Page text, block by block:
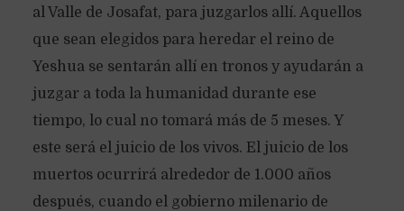
al Valle de Josafat, para juzgarlos allí. Aquellos
que sean elegidos para heredar el reino de
Yeshua se sentarán allí en tronos y ayudarán a
juzgar a toda la humanidad durante ese
tiempo, lo cual no tomará más de 5 meses. Y
este será el juicio de los vivos. El juicio de los
muertos ocurrirá alrededor de 1.000 años
después, cuando el gobierno milenario de